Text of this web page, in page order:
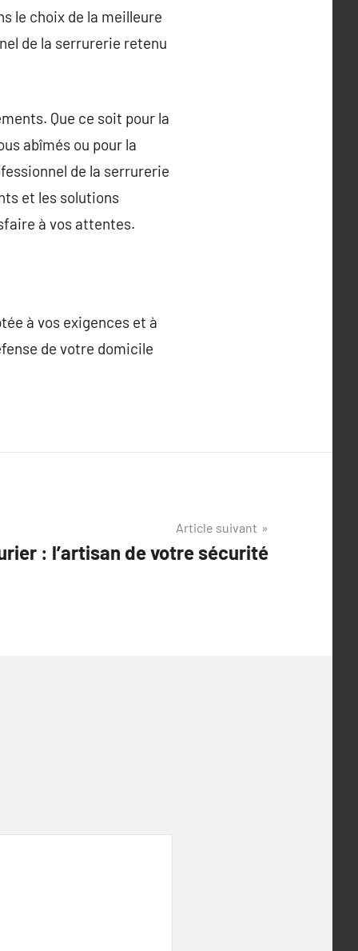
le choix de la meilleure
de la serrurerie retenu
Que ce soit pour la
abîmés ou pour la
de la serrurerie
et les solutions
à vos attentes.
à vos exigences et à
de votre domicile
Article suivant
: l’artisan de votre sécurité